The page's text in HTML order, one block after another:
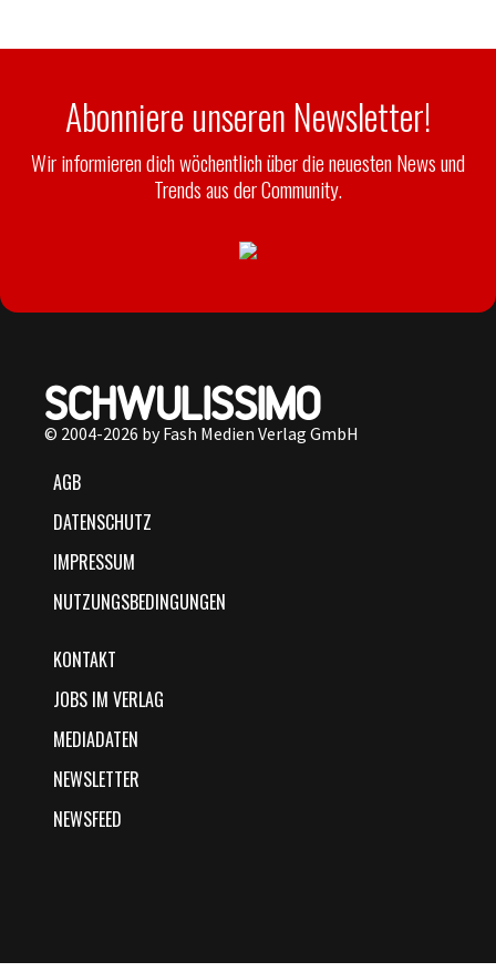
Abonniere unseren Newsletter!
Wir informieren dich wöchentlich über die neuesten News und
Trends aus der Community.
© 2004-2026 by Fash Medien Verlag GmbH
AGB
DATENSCHUTZ
IMPRESSUM
NUTZUNGSBEDINGUNGEN
KONTAKT
JOBS IM VERLAG
MEDIADATEN
NEWSLETTER
NEWSFEED